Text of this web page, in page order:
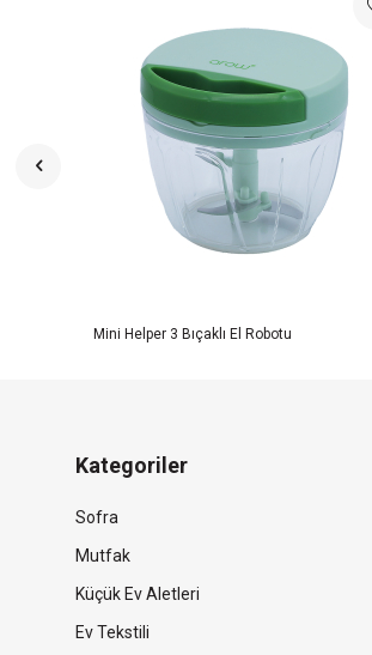
Mini Helper 3 Bıçaklı El Robotu
Kategoriler
Sofra
Mutfak
Küçük Ev Aletleri
Ev Tekstili